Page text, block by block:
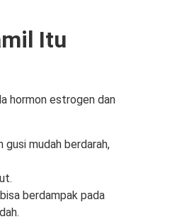
Itu
hormon estrogen dan
gusi mudah berdarah,
berdampak pada